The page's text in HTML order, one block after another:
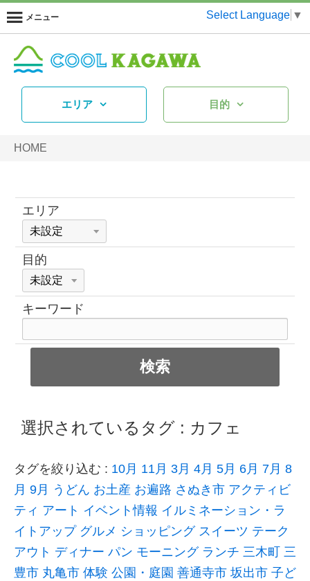
メニュー Select Language ▼
エリア 目的
HOME
エリア
目的
キーワード
選択されているタグ : カフェ
タグを絞り込む : 10月 11月 3月 4月 5月 6月 7月 8
月 9月 うどん お土産 お遍路 さぬき市 アクティビ
ティ アート イベント情報 イルミネーション・ラ
イトアップ グルメ ショッピング スイーツ テーク
アウト ディナー パン モーニング ランチ 三木町
三
豊市 丸亀市 体験 公園・庭園 善通寺市 坂出市 子ど